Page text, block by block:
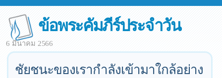
ข้อพระคัมภีร์ประจำวัน
6 มีนาคม 2566
ชัยชนะของเรากำลังเข้ามาใกล้อย่าง